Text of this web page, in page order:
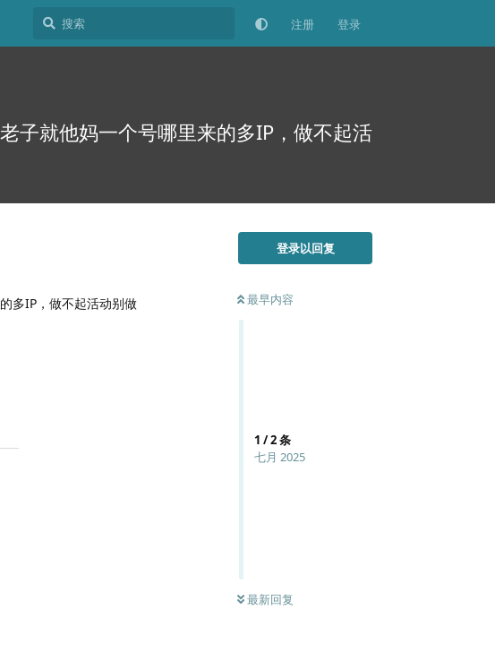
注册 登录
子就他妈一个号哪里来的多IP，做不起活
登录以回复
最早内容
1 /2条
七月 2025
最新回复
多IP，做不起活动别做